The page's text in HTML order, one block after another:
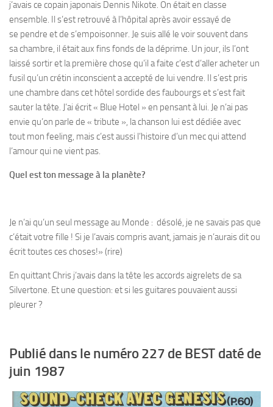
j’avais ce copain japonais Dennis Nikote. On était en classe
ensemble. Il s’est retrouvé à l’hôpital après avoir essayé de
se pendre et de s’empoisonner. Je suis allé le voir souvent dans
sa chambre, il était aux fins fonds de la déprime. Un jour, ils l’ont
laissé sortir et la première chose qu’il a faite c’est d’aller acheter un
fusil qu’un crétin inconscient a accepté de lui vendre. Il s’est pris
une chambre dans cet hôtel sordide des faubourgs et s’est fait
sauter la tête. J’ai écrit « Blue Hotel » en pensant à lui. Je n’ai pas
envie qu’on parle de « tribute », la chanson lui est dédiée avec
tout mon feeling, mais c’est aussi l’histoire d’un mec qui attend
l’amour qui ne vient pas.
Quel est ton message à la planète?
Je n’ai qu’un seul message au Monde : désolé, je ne savais pas que
c’était votre fille ! Si je l’avais compris avant, jamais je n’aurais dit ou
écrit toutes ces choses!» (rire)
En quittant Chris j’avais dans la tête les accords aigrelets de sa
Silvertone. Et une question: et si les guitares pouvaient aussi
pleurer ?
Publié dans le numéro 227 de BEST daté de
juin 1987